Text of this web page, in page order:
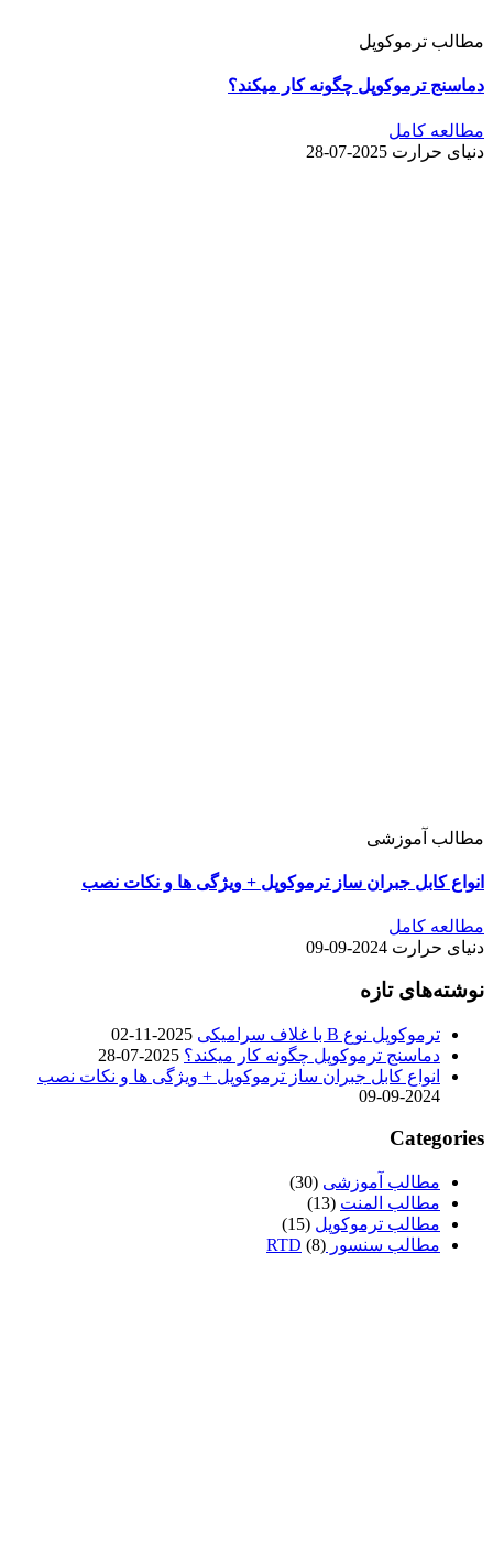
مطالب ترموکوپل
دماسنج ترموکوپل چگونه کار میکند؟
مطالعه کامل
دنیای حرارت 2025-07-28
مطالب آموزشی
انواع کابل جبران ساز ترموکوپل + ویژگی ها و نکات نصب
مطالعه کامل
دنیای حرارت 2024-09-09
نوشته‌های تازه
ترموکوپل نوع B با غلاف سرامیکی
2025-11-02
دماسنج ترموکوپل چگونه کار میکند؟ 2025-07-28
انواع کابل جبران ساز ترموکوپل + ویژگی ها و نکات نصب
2024-09-09
Categories
مطالب آموزشی (30)
مطالب المنت (13)
مطالب ترموکوپل (15)
مطالب سنسور RTD (8)